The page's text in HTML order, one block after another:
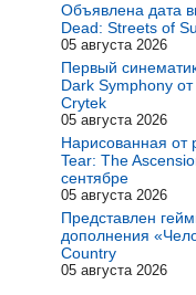
Объявлена дата
Dead: Streets of
05 августа 2026
Первый
Dark Symphony
Crytek
05 августа 2026
Нарисованная от
Tear: The
сентябре
05 августа 2026
Представлен
дополнения
Country
05 августа 2026